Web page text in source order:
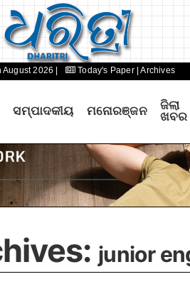
August 2026 | Today's Paper | Archives
ସମ୍ପାଦକୀୟ ମନୋରଞ୍ଜନ
ଜିଲା
ଖବର
junior